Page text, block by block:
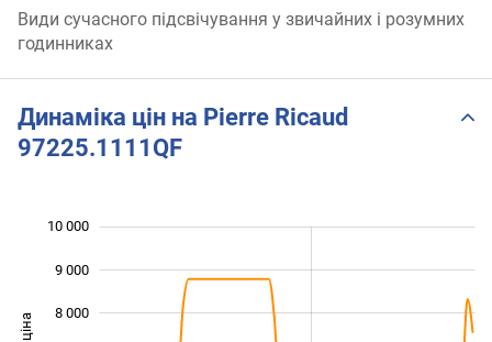
Види сучасного підсвічування у звичайних і розумних
годинниках
Динаміка цін на Pierre Ricaud
97225.1111QF
8 000
9 000
10 000